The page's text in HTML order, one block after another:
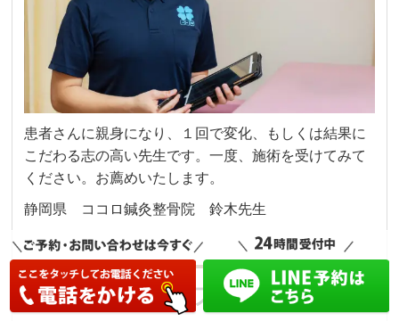
患者さんに親身になり、１回で変化、もしくは結果に
こだわる志の高い先生です。一度、施術を受けてみて
ください。お薦めいたします。
静岡県 ココロ鍼灸整骨院 鈴木先生
治癒へのステップ123